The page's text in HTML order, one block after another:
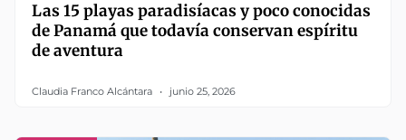
Las 15 playas paradisíacas y poco conocidas
de Panamá que todavía conservan espíritu
de aventura
Claudia Franco Alcántara junio 25, 2026